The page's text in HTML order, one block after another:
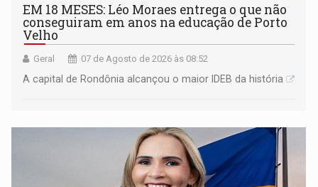
EM 18 MESES: Léo Moraes entrega o que não
conseguiram em anos na educação de Porto
Velho
Geral 07 de Agosto de 2026 às 08:52
A capital de Rondônia alcançou o maior IDEB da história